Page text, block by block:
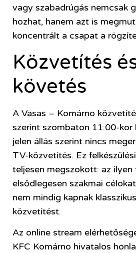
vagy szabadrúgás nemcsak
hozhat, hanem azt is
koncentrált a csapat a
Közvetítés
követés
A Vasas – Komárno
szerint szombaton 11:00-kor
jelen állás szerint nincs
TV-közvetítés. Ez
teljesen megszokott: az ilyen
elsődlegesen szakmai
nem mindig kapnak
közvetítést.
Az online stream
KFC Komárno hivatalos